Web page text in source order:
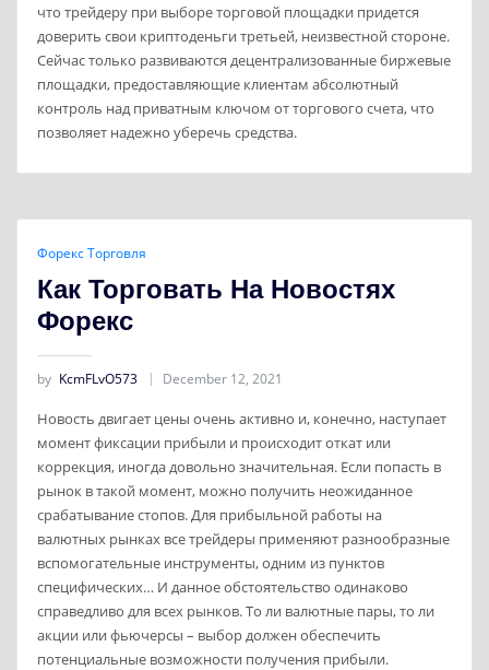
что трейдеру при выборе торговой площадки придется
доверить свои криптоденьги третьей, неизвестной стороне.
Сейчас только развиваются децентрализованные биржевые
площадки, предоставляющие клиентам абсолютный
контроль над приватным ключом от торгового счета, что
позволяет надежно уберечь средства.
Форекс Торговля
Как Торговать На Новостях
Форекс
by KcmFLvO573 December 12, 2021
Новость двигает цены очень активно и, конечно, наступает
момент фиксации прибыли и происходит откат или
коррекция, иногда довольно значительная. Если попасть в
рынок в такой момент, можно получить неожиданное
срабатывание стопов. Для прибыльной работы на
валютных рынках все трейдеры применяют разнообразные
вспомогательные инструменты, одним из пунктов
специфических… И данное обстоятельство одинаково
справедливо для всех рынков. То ли валютные пары, то ли
акции или фьючерсы – выбор должен обеспечить
потенциальные возможности получения прибыли.